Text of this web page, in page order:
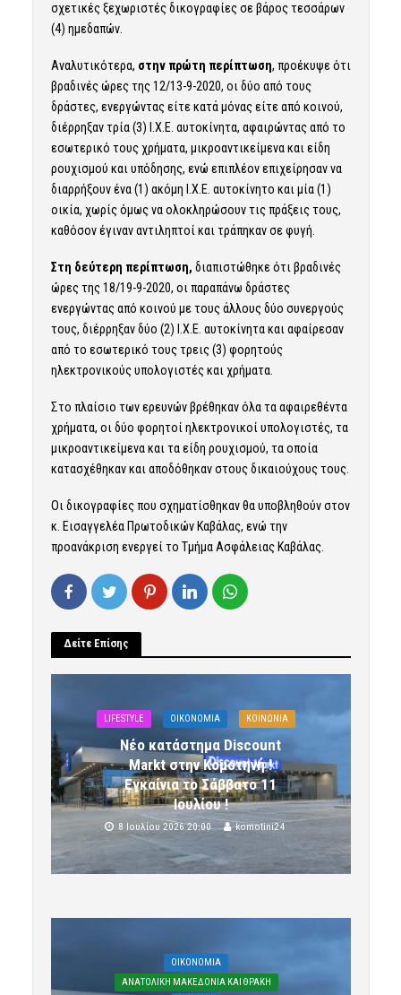
σχετικές ξεχωριστές δικογραφίες σε βάρος τεσσάρων
(4) ημεδαπών.
Αναλυτικότερα, στην πρώτη περίπτωση, προέκυψε ότι
βραδινές ώρες της 12/13-9-2020, οι δύο από τους
δράστες, ενεργώντας είτε κατά μόνας είτε από κοινού,
διέρρηξαν τρία (3) Ι.Χ.Ε. αυτοκίνητα, αφαιρώντας από το
εσωτερικό τους χρήματα, μικροαντικείμενα και είδη
ρουχισμού και υπόδησης, ενώ επιπλέον επιχείρησαν να
διαρρήξουν ένα (1) ακόμη Ι.Χ.Ε. αυτοκίνητο και μία (1)
οικία, χωρίς όμως να ολοκληρώσουν τις πράξεις τους,
καθόσον έγιναν αντιληπτοί και τράπηκαν σε φυγή.
Στη δεύτερη περίπτωση, διαπιστώθηκε ότι βραδινές
ώρες της 18/19-9-2020, οι παραπάνω δράστες
ενεργώντας από κοινού με τους άλλους δύο συνεργούς
τους, διέρρηξαν δύο (2) Ι.Χ.Ε. αυτοκίνητα και αφαίρεσαν
από το εσωτερικό τους τρεις (3) φορητούς
ηλεκτρονικούς υπολογιστές και χρήματα.
Στο πλαίσιο των ερευνών βρέθηκαν όλα τα αφαιρεθέντα
χρήματα, οι δύο φορητοί ηλεκτρονικοί υπολογιστές, τα
μικροαντικείμενα και τα είδη ρουχισμού, τα οποία
κατασχέθηκαν και αποδόθηκαν στους δικαιούχους τους.
Οι δικογραφίες που σχηματίσθηκαν θα υποβληθούν στον
κ. Εισαγγελέα Πρωτοδικών Καβάλας, ενώ την
προανάκριση ενεργεί το Τμήμα Ασφάλειας Καβάλας.
Δείτε Επίσης
LIFESTYLE OIKONOMIA ΚΟΙΝΩΝΙΑ
Νέο κατάστημα Discount
Markt στην Κομοτηνή !
Εγκαίνια το Σάββατο 11
Ιουλίου !
8 Ιουλίου 2026 20:00 komotini24
OIKONOMIA
ΑΝΑΤΟΛΙΚΗ ΜΑΚΕΔΟΝΙΑ ΚΑΙ ΘΡΑΚΗ